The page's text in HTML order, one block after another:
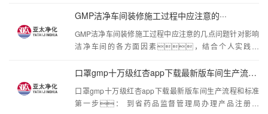
风末端的高效过滤器， 应用扫描法进
有检漏仪法和采样量最小为 1L/min 粒子计数器法两
种，以于超高效过滤器， 扫描法有凝结核计数
GMP洁净车间装修施工过程中应注意的···
GMP洁净车间装修施工过程中应注意的几点问题针对影响
洁净车间的各方面因素，结合个人实践经
问题。一、概述GMPP洁净车间装修工程根据
模板工程、钢筋工程、砼工程以及屋面工程等
的施工过程中有其相应的施工方法和技术要求，
口罩gmp十万级红杏app下载最新版车间生产流程和标···
口罩gmp十万级红杏app下载最新版车间生产流程和标准
第一步： 到省药品监督管理局办理产品注册登